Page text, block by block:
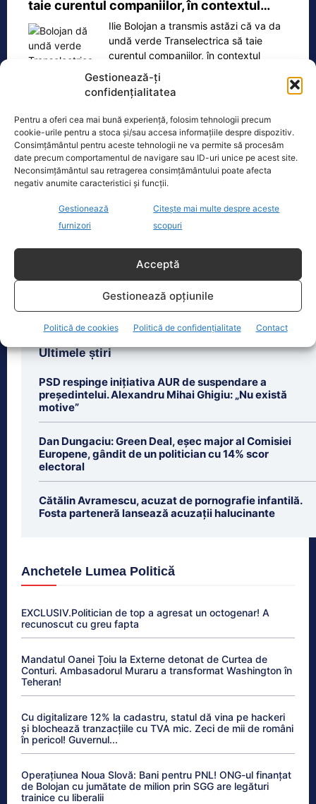
Gestionează-ți
confidențialitatea
Pentru a oferi cea mai bună experiență, folosim tehnologii precum
cookie-urile pentru a stoca și/sau accesa informațiile despre dispozitiv.
Consimțământul pentru aceste tehnologii ne va permite să procesăm
date precum comportamentul de navigare sau ID-uri unice pe acest site.
Neconsimțământul sau retragerea consimțământului poate afecta
negativ anumite caracteristici și funcții.
Gestionează
furnizori
Citește mai multe despre aceste
scopuri
Acceptă
Gestionează opțiunile
Politică de cookies Politică de confidențialitate Contact
taie curentul companiilor, în contextul…
Ilie Bolojan a transmis astăzi că va da
undă verde Transelectrica să taie
curentul companiilor, în contextul
actualei crize energetice
Oficiul de Știri
Cine este Petrică Paraschiv, campionul mondial care
Petrică Paraschiv, primul român care a
cucerit un titlu mondial la box
profesionist, este din nou în centrul
atenției după[...]
Ultimele știri
PSD respinge inițiativa AUR de suspendare a
președintelui. Alexandru Mihai Ghigiu: „Nu există
motive”
Dan Dungaciu: Green Deal, eșec major al Comisiei
Europene, gândit de un politician cu 14% scor
electoral
Cătălin Avramescu, acuzat de pornografie infantilă.
Fosta parteneră lansează acuzații halucinante
Anchetele Lumea Politică
EXCLUSIV.Politician de top a agresat un octogenar! A
recunoscut cu greu fapta
Mandatul Oanei Țoiu la Externe detonat de Curtea de
Conturi. Ambasadorul Muraru a transformat Washington în
Teheran!
Cu digitalizare 12% la cadastru, statul dă vina pe hackeri
și blochează tranzacțiile cu TVA mic. Zeci de mii de români
în pericol! Guvernul...
Operațiunea Noua Slovă: Bani pentru PNL! ONG-ul finanțat
de Bolojan cu jumătate de milion prin SGG are legături
trainice cu liberalii